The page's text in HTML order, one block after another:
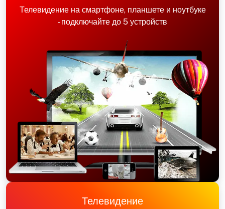
Телевидение на смартфоне, планшете и ноутбуке
- подключайте до 5 устройств
Телевидение